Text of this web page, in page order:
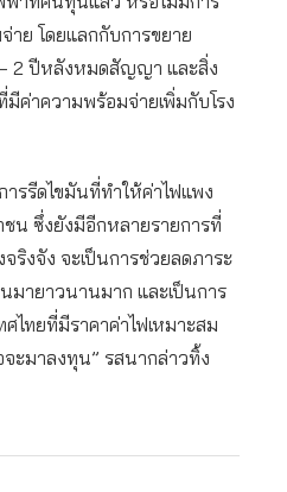
าย โดยแลกกับการขยาย
2 ปีหลังหมดสัญญา และสิ่ง
าความพร้อมจ่ายเพิ่มกับโรง
รรีดไขมันที่ทำให้ค่าไฟแพง
ชน ซึ่งยังมีอีกหลายรายการที่
ริงจัง จะเป็นการช่วยลดภาระ
ายาวนานมาก และเป็นการ
ไทยที่มีราคาค่าไฟเหมาะสม
จะมาลงทุน” รสนากล่าวทิ้ง